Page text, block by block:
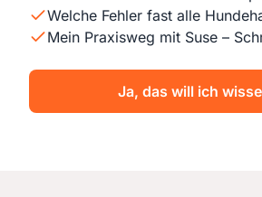
Welche Fehler fast alle
Mein Praxisweg mit Suse –
Ja, das will ich